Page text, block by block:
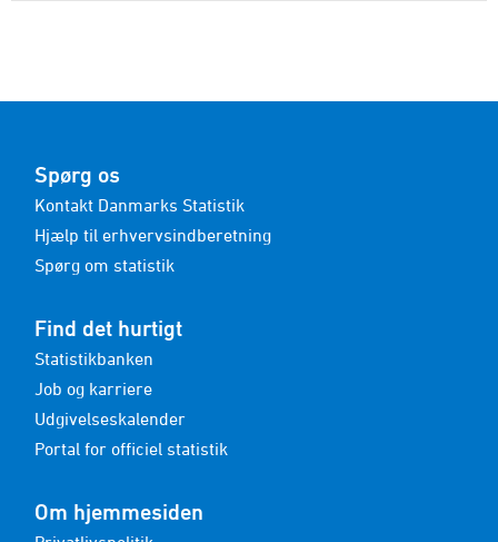
Spørg os
Kontakt Danmarks Statistik
Hjælp til erhvervsindberetning
Spørg om statistik
Find det hurtigt
Statistikbanken
Job og karriere
Udgivelseskalender
Portal for officiel statistik
Om hjemmesiden